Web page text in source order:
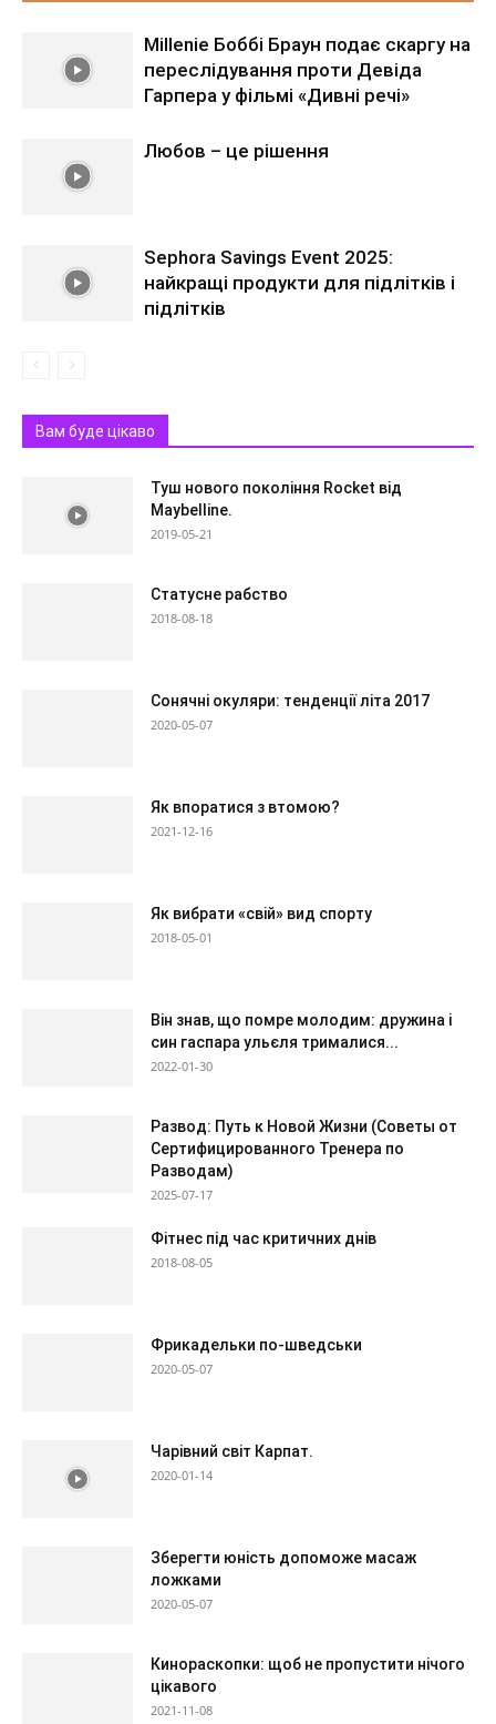
Millenie Боббі Браун подає скаргу на
переслідування проти Девіда
Гарпера у фільмі «Дивні речі»
Любов – це рішення
Sephora Savings Event 2025:
найкращі продукти для підлітків і
підлітків
Вам буде цікаво
Туш нового покоління Rocket від
Maybelline.
2019-05-21
Статусне рабство
2018-08-18
Сонячні окуляри: тенденції літа 2017
2020-05-07
Як впоратися з втомою?
2021-12-16
Як вибрати «свій» вид спорту
2018-05-01
Він знав, що помре молодим: дружина і
син гаспара ульєля трималися...
2022-01-30
Развод: Путь к Новой Жизни (Советы от
Сертифицированного Тренера по
Разводам)
2025-07-17
Фітнес під час критичних днів
2018-08-05
Фрикадельки по-шведськи
2020-05-07
Чарівний світ Карпат.
2020-01-14
Зберегти юність допоможе масаж
ложками
2020-05-07
Кинораскопки: щоб не пропустити нічого
цікавого
2021-11-08